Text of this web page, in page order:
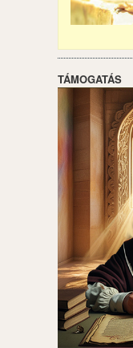
TÁMOGATÁS